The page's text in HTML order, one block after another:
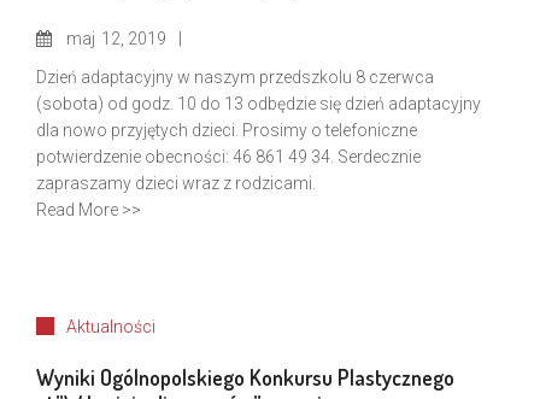
maj 12, 2019
Dzień adaptacyjny w naszym przedszkolu 8 czerwca
(sobota) od godz. 10 do 13 odbędzie się dzień adaptacyjny
dla nowo przyjętych dzieci. Prosimy o telefoniczne
potwierdzenie obecności: 46 861 49 34. Serdecznie
zapraszamy dzieci wraz z rodzicami.
Read More >>
Aktualności
Wyniki Ogólnopolskiego Konkursu Plastycznego